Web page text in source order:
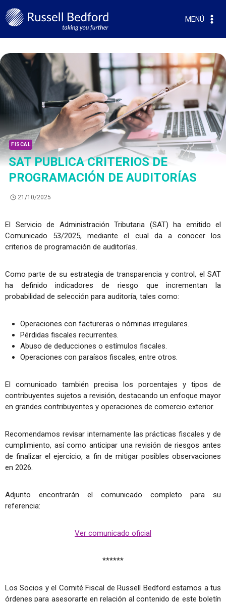
MENÚ
FISCAL
SAT PUBLICA CRITERIOS DE
PROGRAMACIÓN DE AUDITORÍAS
21/10/2025
El Servicio de Administración Tributaria (SAT) ha emitido el
Comunicado 53/2025, mediante el cual da a conocer los
criterios de programación de auditorías.
Como parte de su estrategia de transparencia y control, el SAT
ha definido indicadores de riesgo que incrementan la
probabilidad de selección para auditoría, tales como:
Operaciones con factureras o nóminas irregulares.
Pérdidas fiscales recurrentes.
Abuso de deducciones o estímulos fiscales.
Operaciones con paraísos fiscales, entre otros.
El comunicado también precisa los porcentajes y tipos de
contribuyentes sujetos a revisión, destacando un enfoque mayor
en grandes contribuyentes y operaciones de comercio exterior.
Recomendamos revisar internamente las prácticas fiscales y de
cumplimiento, así como anticipar una revisión de riesgos antes
de finalizar el ejercicio, a fin de mitigar posibles observaciones
en 2026.
Adjunto encontrarán el comunicado completo para su
referencia:
Ver comunicado oficial
******
Los Socios y el Comité Fiscal de Russell Bedford estamos a tus
órdenes para asesorarte en relación al contenido de este boletín